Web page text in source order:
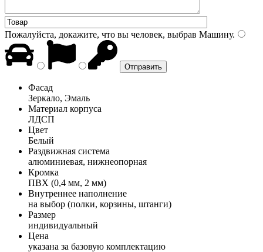
Пожалуйста, докажите, что вы человек, выбрав Машину.
Фасад
Зеркало, Эмаль
Материал корпуса
ЛДСП
Цвет
Белый
Раздвижная система
алюминиевая, нижнеопорная
Кромка
ПВХ (0,4 мм, 2 мм)
Внутреннее наполнение
на выбор (полки, корзины, штанги)
Размер
индивидуальный
Цена
указана за базовую комплектацию